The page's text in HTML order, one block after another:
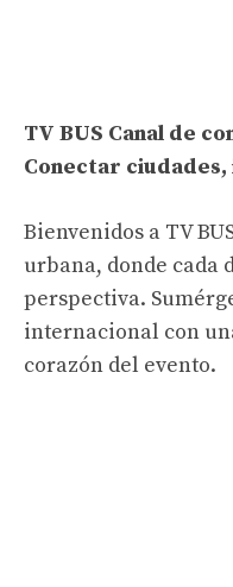
TV BUS Canal de
Conectar
Bienvenidos a TV
urbana, donde cada
perspectiva.
internacional con
corazón del evento.